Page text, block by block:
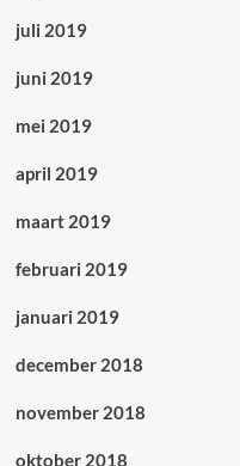
juli 2019
juni 2019
mei 2019
april 2019
maart 2019
februari 2019
januari 2019
december 2018
november 2018
oktober 2018